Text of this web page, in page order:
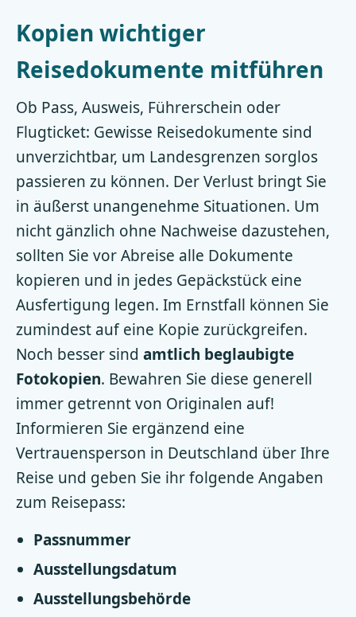
Kopien wichtiger
Reisedokumente mitführen
Ob Pass, Ausweis, Führerschein oder
Flugticket: Gewisse Reisedokumente sind
unverzichtbar, um Landesgrenzen sorglos
passieren zu können. Der Verlust bringt Sie
in äußerst unangenehme Situationen. Um
nicht gänzlich ohne Nachweise dazustehen,
sollten Sie vor Abreise alle Dokumente
kopieren und in jedes Gepäckstück eine
Ausfertigung legen. Im Ernstfall können Sie
zumindest auf eine Kopie zurückgreifen.
Noch besser sind amtlich beglaubigte
Fotokopien. Bewahren Sie diese generell
immer getrennt von Originalen auf!
Informieren Sie ergänzend eine
Vertrauensperson in Deutschland über Ihre
Reise und geben Sie ihr folgende Angaben
zum Reisepass:
Passnummer
Ausstellungsdatum
Ausstellungsbehörde